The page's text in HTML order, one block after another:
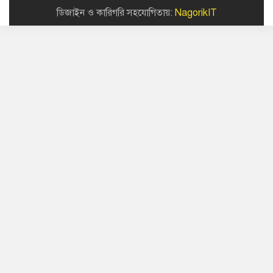
ডিজাইন ও কারিগরি সহযোগিতায়: NagorikIT